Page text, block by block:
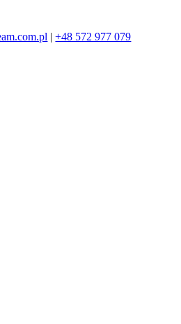
|+48 572 977 079